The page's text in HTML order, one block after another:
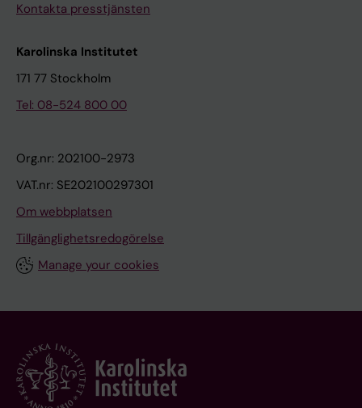
Kontakta presstjänsten
Karolinska Institutet
171 77 Stockholm
Tel: 08-524 800 00
Org.nr: 202100-2973
VAT.nr: SE202100297301
Om webbplatsen
Tillgänglighetsredogörelse
Manage your cookies